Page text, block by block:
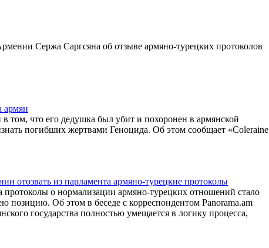
Сержа Саргсяна об отзыве армяно-турецких протоколов
армян
что его дедушка был убит и похоронен в армянской
погибших жертвами Геноцида. Об этом сообщает «Coleraine
отозвать из парламента армяно-турецкие протоколы
о нормализации армяно-турецких отношений стало
Об этом в беседе с корреспондентом Panorama.am
государства полностью умещается в логику процесса,